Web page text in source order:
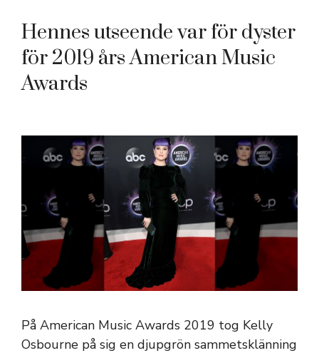
Hennes utseende var för dyster
för 2019 års American Music
Awards
På American Music Awards 2019 tog Kelly
Osbourne på sig en djupgrön sammetsklänning